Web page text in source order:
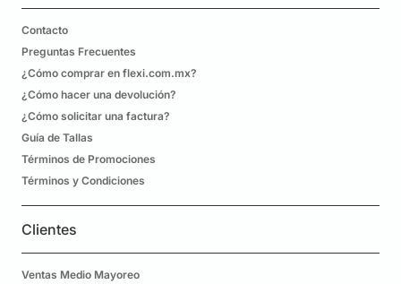
Contacto
Preguntas Frecuentes
¿Cómo comprar en flexi.com.mx?
¿Cómo hacer una devolución?
¿Cómo solicitar una factura?
Guía de Tallas
Términos de Promociones
Términos y Condiciones
Clientes
Ventas Medio Mayoreo